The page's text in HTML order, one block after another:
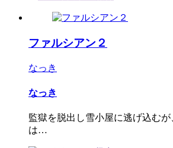
ファルシアン２
なっき
なっき
監獄を脱出し雪小屋に逃げ込む
は…